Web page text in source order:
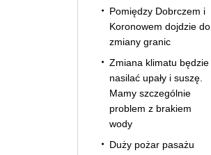
Pomiędzy Dobrczem i
Koronowem dojdzie do
zmiany granic
Zmiana klimatu będzie
nasilać upały i suszę.
Mamy szczególnie
problem z brakiem
wody
Duży pożar pasażu